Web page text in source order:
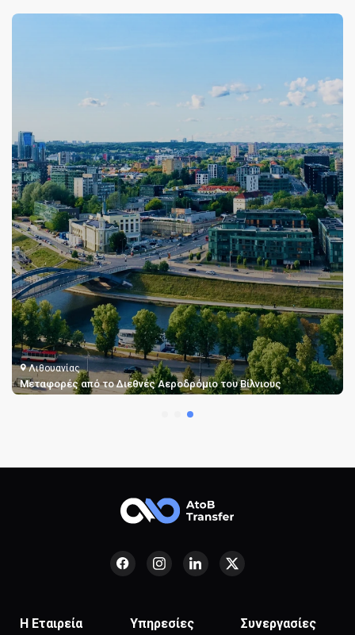
Λιθουανίας
Μεταφορές από το Διεθνές Αεροδρόμιο του Βίλνιους
Η Εταιρεία Υπηρεσίες Συνεργασίες